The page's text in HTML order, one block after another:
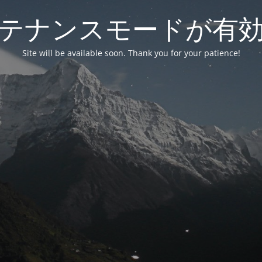
ナンスモードが有
Site will be available soon. Thank you for your patience!